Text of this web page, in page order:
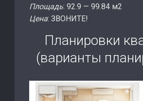
Площадь: 92.9 — 99.84 м2
Цена: ЗВОНИТЕ!
Планировки
(варианты